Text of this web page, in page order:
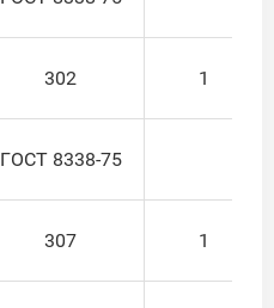
302 1
ГОСТ 8338-75
307 1